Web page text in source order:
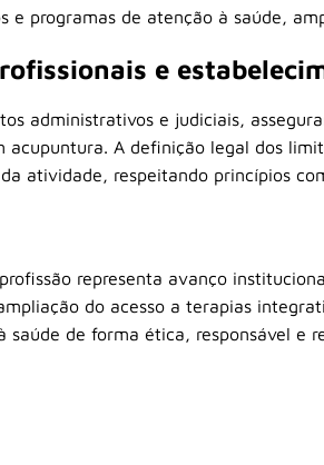
e programas de atenção à saúde,
e
administrativos e judiciais,
acupuntura. A definição legal dos
atividade, respeitando princípios
representa avanço
do acesso a terapias
saúde de forma ética, responsável e